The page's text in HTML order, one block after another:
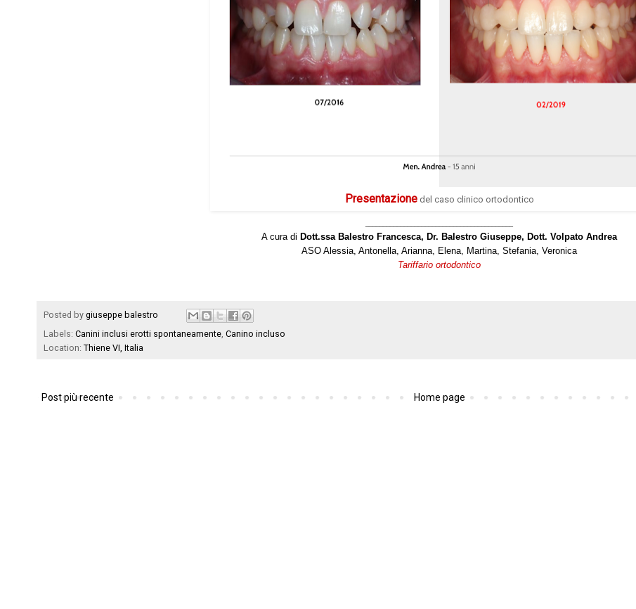
Presentazionedel caso clinico ortodontico
A cura di Dott.ssa Balestro Francesca, Dr. Balestro Giuseppe, Dott. Volpato Andrea
ASO Alessia, Antonella, Arianna, Elena, Martina, Stefania, Veronica
Tariffario ortodontico
Posted by giuseppe balestro
Labels: Canini inclusi erotti spontaneamente Canino incluso
Location: Thiene VI, Italia
Post più recente Home page